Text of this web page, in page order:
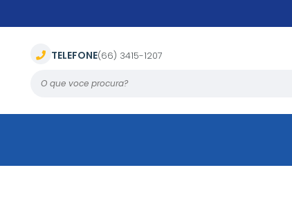
O que voce procura?
TELEFONE(66) 3415-1207